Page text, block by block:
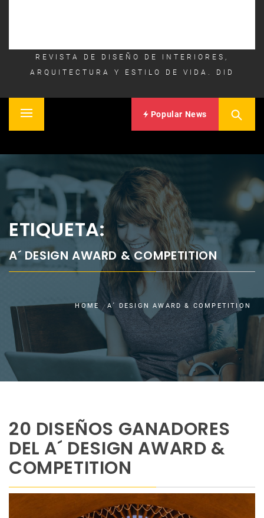
REVISTA DE DISEÑO DE INTERIORES,
ARQUITECTURA Y ESTILO DE VIDA. DID
Primary
Popular News
ETIQUETA:
A´ DESIGN AWARD & COMPETITION
HOME A´ DESIGN AWARD & COMPETITION
20 DISEÑOS GANADORES
DEL A´ DESIGN AWARD &
COMPETITION